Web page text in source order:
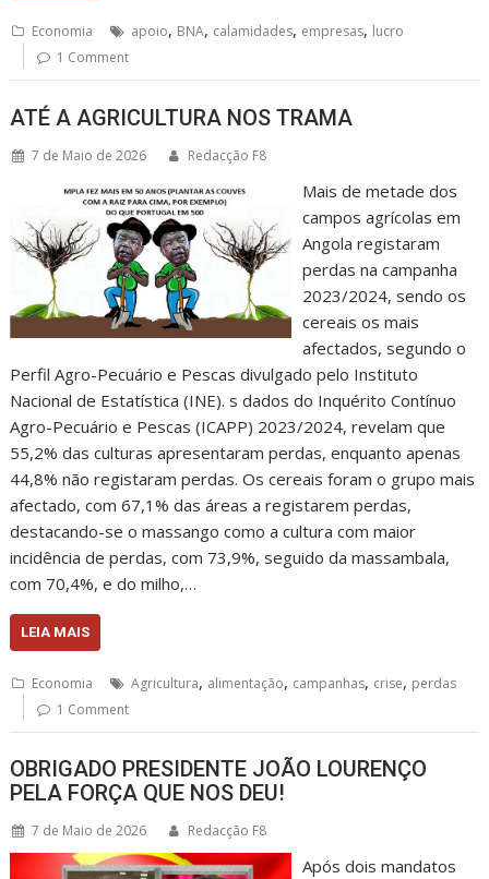
Economia apoio, BNA, calamidades, empresas, lucro
1 Comment
ATÉ A AGRICULTURA NOS TRAMA
7 de Maio de 2026 Redacção F8
Mais de metade dos
campos agrícolas em
Angola registaram
perdas na campanha
2023/2024, sendo os
cereais os mais
afectados, segundo o
Perfil Agro-Pecuário e Pescas divulgado pelo Instituto
Nacional de Estatística (INE). s dados do Inquérito Contínuo
Agro-Pecuário e Pescas (ICAPP) 2023/2024, revelam que
55,2% das culturas apresentaram perdas, enquanto apenas
44,8% não registaram perdas. Os cereais foram o grupo mais
afectado, com 67,1% das áreas a registarem perdas,
destacando-se o massango como a cultura com maior
incidência de perdas, com 73,9%, seguido da massambala,
com 70,4%, e do milho,…
LEIA MAIS
Economia Agricultura, alimentação, campanhas, crise, perdas
1 Comment
OBRIGADO PRESIDENTE JOÃO LOURENÇO
PELA FORÇA QUE NOS DEU!
7 de Maio de 2026 Redacção F8
Após dois mandatos